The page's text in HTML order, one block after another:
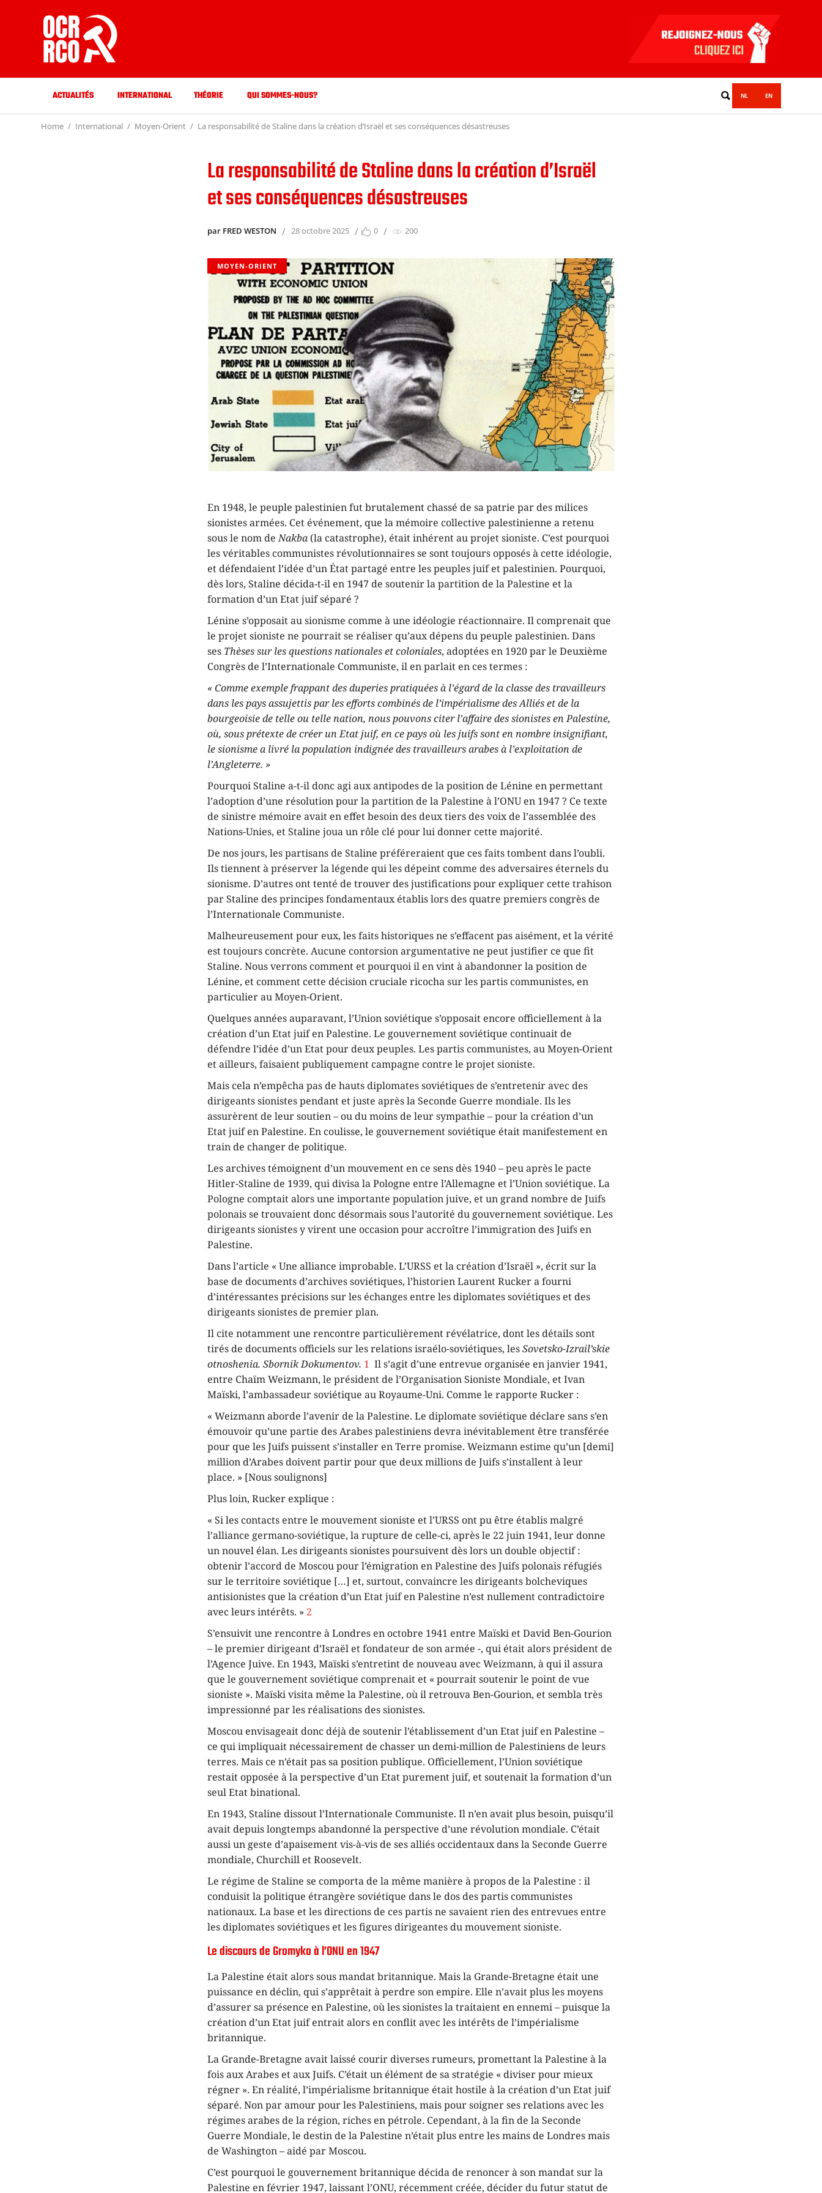
ACTUALITÉS INTERNATIONAL THÉORIE QUI SOMMES-NOUS? NL EN
Home International Moyen-Orient La responsabilité de Staline dans la création d’Israël et ses conséquences désastreuses
La responsabilité de Staline dans la création d’Israël
et ses conséquences désastreuses
par FRED WESTON 28 octobre 2025 0 200
MOYEN-ORIENT
En 1948, le peuple palestinien fut brutalement chassé de sa patrie par des milices
sionistes armées. Cet événement, que la mémoire collective palestinienne a retenu
sous le nom deNakba (la catastrophe), était inhérent au projet sioniste. C’est pourquoi
les véritables communistes révolutionnaires se sont toujours opposés à cette idéologie,
et défendaient l’idée d’un État partagé entre les peuples juif et palestinien. Pourquoi,
dès lors, Staline décida-t-il en 1947 de soutenir la partition de la Palestine et la
formation d’un Etat juif séparé ?
Lénine s’opposait au sionisme comme à une idéologie réactionnaire. Il comprenait que
le projet sioniste ne pourrait se réaliser qu’aux dépens du peuple palestinien. Dans
ses Thèses sur les questions nationales et coloniales, adoptées en 1920 par le Deuxième
Congrès de l’Internationale Communiste, il en parlait en ces termes :
« Comme exemple frappant des duperies pratiquées à l’égard de la classe des travailleurs
dans les pays assujettis par les efforts combinés de l’impérialisme des Alliés et de la
bourgeoisie de telle ou telle nation, nous pouvons citer l’affaire des sionistes en Palestine,
où, sous prétexte de créer un Etat juif, en ce pays où les juifs sont en nombre insignifiant,
le sionisme a livré la population indignée des travailleurs arabes à l’exploitation de
l’Angleterre. »
Pourquoi Staline a-t-il donc agi aux antipodes de la position de Lénine en permettant
l’adoption d’une résolution pour la partition de la Palestine à l’ONU en 1947 ? Ce texte
de sinistre mémoire avait en effet besoin des deux tiers des voix de l’assemblée des
Nations-Unies, et Staline joua un rôle clé pour lui donner cette majorité.
De nos jours, les partisans de Staline préféreraient que ces faits tombent dans l’oubli.
Ils tiennent à préserver la légende qui les dépeint comme des adversaires éternels du
sionisme. D’autres ont tenté de trouver des justifications pour expliquer cette trahison
par Staline des principes fondamentaux établis lors des quatre premiers congrès de
l’Internationale Communiste.
Malheureusement pour eux, les faits historiques ne s’effacent pas aisément, et la vérité
est toujours concrète. Aucune contorsion argumentative ne peut justifier ce que fit
Staline. Nous verrons comment et pourquoi il en vint à abandonner la position de
Lénine, et comment cette décision cruciale ricocha sur les partis communistes, en
particulier au Moyen-Orient.
Quelques années auparavant, l’Union soviétique s’opposait encore officiellement à la
création d’un Etat juif en Palestine. Le gouvernement soviétique continuait de
défendre l’idée d’un Etat pour deux peuples. Les partis communistes, au Moyen-Orient
et ailleurs, faisaient publiquement campagne contre le projet sioniste.
Mais cela n’empêcha pas de hauts diplomates soviétiques de s’entretenir avec des
dirigeants sionistes pendant et juste après la Seconde Guerre mondiale. Ils les
assurèrent de leur soutien – ou du moins de leur sympathie – pour la création d’un
Etat juif en Palestine. En coulisse, le gouvernement soviétique était manifestement en
train de changer de politique.
Les archives témoignent d’un mouvement en ce sens dès 1940 – peu après le pacte
Hitler-Staline de 1939, qui divisa la Pologne entre l’Allemagne et l’Union soviétique. La
Pologne comptait alors une importante population juive, et un grand nombre de Juifs
polonais se trouvaient donc désormais sous l’autorité du gouvernement soviétique. Les
dirigeants sionistes y virent une occasion pour accroître l’immigration des Juifs en
Palestine.
Dans l’article « Une alliance improbable. L’URSS et la création d’Israël », écrit sur la
base de documents d’archives soviétiques, l’historien Laurent Rucker a fourni
d’intéressantes précisions sur les échanges entre les diplomates soviétiques et des
dirigeants sionistes de premier plan.
Il cite notamment une rencontre particulièrement révélatrice, dont les détails sont
tirés de documents officiels sur les relations israélo-soviétiques, lesSovetsko-Izrail’skie
otnoshenia. Sbornik Dokumentov. 1 Il s’agit d’une entrevue organisée en janvier 1941,
entre Chaïm Weizmann, le président de l’Organisation Sioniste Mondiale, et Ivan
Maïski, l’ambassadeur soviétique au Royaume-Uni. Comme le rapporte Rucker :
« Weizmann aborde l’avenir de la Palestine. Le diplomate soviétique déclare sans s’en
émouvoir qu’une partie des Arabes palestiniens devra inévitablement être transférée
pour que les Juifs puissent s’installer en Terre promise. Weizmann estime qu’un [demi]
million d’Arabes doivent partir pour que deux millions de Juifs s’installent à leur
place. » [Nous soulignons]
Plus loin, Rucker explique :
« Si les contacts entre le mouvement sioniste et l’URSS ont pu être établis malgré
l’alliance germano-soviétique, la rupture de celle-ci, après le 22 juin 1941, leur donne
un nouvel élan. Les dirigeants sionistes poursuivent dès lors un double objectif :
obtenir l’accord de Moscou pour l’émigration en Palestine des Juifs polonais réfugiés
sur le territoire soviétique […] et, surtout, convaincre les dirigeants bolcheviques
antisionistes que la création d’un Etat juif en Palestine n’est nullement contradictoire
avec leurs intérêts. » 2
S’ensuivit une rencontre à Londres en octobre 1941 entre Maïski et David Ben-Gourion
– le premier dirigeant d’Israël et fondateur de son armée -, qui était alors président de
l’Agence Juive. En 1943, Maïski s’entretint de nouveau avec Weizmann, à qui il assura
que le gouvernement soviétique comprenait et « pourrait soutenir le point de vue
sioniste ». Maïski visita même la Palestine, où il retrouva Ben-Gourion, et sembla très
impressionné par les réalisations des sionistes.
Moscou envisageait donc déjà de soutenir l’établissement d’un Etat juif en Palestine –
ce qui impliquait nécessairement de chasser un demi-million de Palestiniens de leurs
terres. Mais ce n’était pas sa position publique. Officiellement, l’Union soviétique
restait opposée à la perspective d’un Etat purement juif, et soutenait la formation d’un
seul Etat binational.
En 1943, Staline dissout l’Internationale Communiste. Il n’en avait plus besoin, puisqu’il
avait depuis longtemps abandonné la perspective d’une révolution mondiale. C’était
aussi un geste d’apaisement vis-à-vis de ses alliés occidentaux dans la Seconde Guerre
mondiale, Churchill et Roosevelt.
Le régime de Staline se comporta de la même manière à propos de la Palestine : il
conduisit la politique étrangère soviétique dans le dos des partis communistes
nationaux. La base et les directions de ces partis ne savaient rien des entrevues entre
les diplomates soviétiques et les figures dirigeantes du mouvement sioniste.
Le discours de Gromyko à l’ONU en 1947
La Palestine était alors sous mandat britannique. Mais la Grande-Bretagne était une
puissance en déclin, qui s’apprêtait à perdre son empire. Elle n’avait plus les moyens
d’assurer sa présence en Palestine, où les sionistes la traitaient en ennemi – puisque la
création d’un Etat juif entrait alors en conflit avec les intérêts de l’impérialisme
britannique.
La Grande-Bretagne avait laissé courir diverses rumeurs, promettant la Palestine à la
fois aux Arabes et aux Juifs. C’était un élément de sa stratégie « diviser pour mieux
régner ». En réalité, l’impérialisme britannique était hostile à la création d’un Etat juif
séparé. Non par amour pour les Palestiniens, mais pour soigner ses relations avec les
régimes arabes de la région, riches en pétrole. Cependant, à la fin de la Seconde
Guerre Mondiale, le destin de la Palestine n’était plus entre les mains de Londres mais
de Washington – aidé par Moscou.
C’est pourquoi le gouvernement britannique décida de renoncer à son mandat sur la
Palestine en février 1947, laissant l’ONU, récemment créée, décider du futur statut de